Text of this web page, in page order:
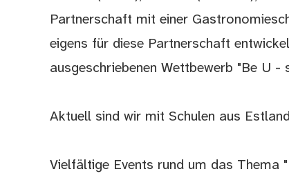
Partnerschaft mit einer
eigens für diese Partnerschaft
ausgeschriebenen Wettbewerb "Be U
Aktuell sind wir mit Schulen aus
Vielfältige Events rund um das Thema